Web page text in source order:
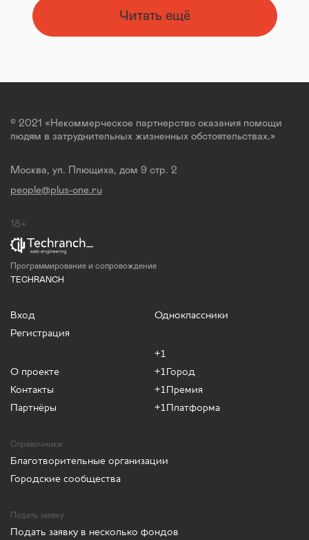
Читать ещё
© 2021 «Некоммерческое партнерство оказания помощи
людям в затруднительных жизненных обстоятельствах.»
Москва, ул. Плющиха, дом 9 стр. 2
people@plus-one.ru
18+
Программирование и сопровождение
TECHRANCH
Вход
Регистрация
О проекте
Контакты
Партнёры
Одноклассники
+1
+1Город
+1Премия
+1Платформа
Справочники
Благотворительные организации
Городские сообщества
Подать заявку
Подать заявку в несколько фондов